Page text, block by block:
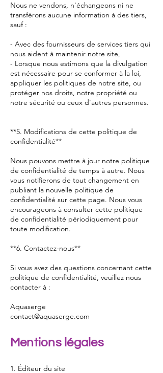
Nous ne vendons, n'échangeons ni ne
transférons aucune information à des tiers,
sauf :
- Avec des fournisseurs de services tiers qui
nous aident à maintenir notre site,
- Lorsque nous estimons que la divulgation
est nécessaire pour se conformer à la loi,
appliquer les politiques de notre site, ou
protéger nos droits, notre propriété ou
notre sécurité ou ceux d'autres personnes.
**5. Modifications de cette politique de
confidentialité**
Nous pouvons mettre à jour notre politique
de confidentialité de temps à autre. Nous
vous notifierons de tout changement en
publiant la nouvelle politique de
confidentialité sur cette page. Nous vous
encourageons à consulter cette politique
de confidentialité périodiquement pour
toute modification.
**6. Contactez-nous**
Si vous avez des questions concernant cette
politique de confidentialité, veuillez nous
contacter à :
Aquaserge
contact@aquaserge.com
Mentions légales
1. Éditeur du site